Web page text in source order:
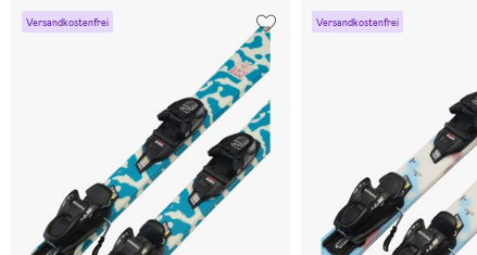
Versandkostenfrei Versandkostenfrei